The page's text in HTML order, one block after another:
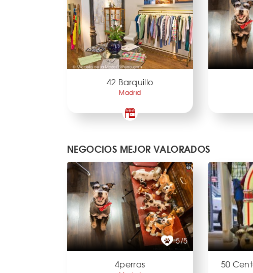
42 Barquillo
Madrid
NEGOCIOS MEJOR VALORADOS
5/5
4perras 50